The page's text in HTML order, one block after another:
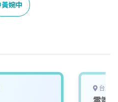
y
L
k
黃婉中
台北